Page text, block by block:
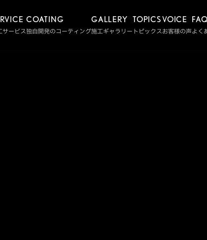
サービス
COATING
独自開発のコーティング
GALLERY
施工ギャラリー
TOPICS
トピックス
VOICE
お客様の声
FAQ
よく